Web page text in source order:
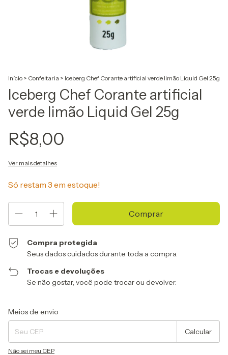
Início > Confeitaria > Iceberg Chef Corante artificial verde limão Liquid Gel 25g
Iceberg Chef Corante artificial
verde limão Liquid Gel 25g
R$8,00
Ver mais detalhes
Só restam 3 em estoque!
Compra protegida
Seus dados cuidados durante toda a compra.
Trocas e devoluções
Se não gostar, você pode trocar ou devolver.
Entregas para o CEP:
Meios de envio
Calcular
Não sei meu CEP